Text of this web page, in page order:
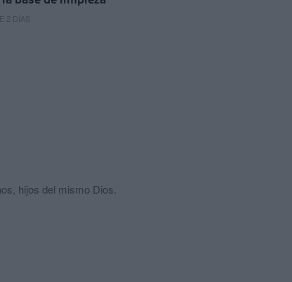
2 DÍAS
hijos del mismo Dios.